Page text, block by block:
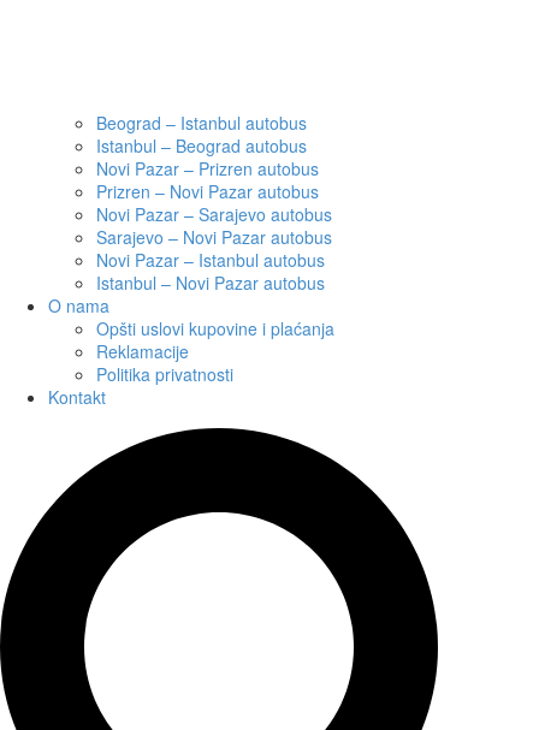
Beograd – Istanbul autobus
Istanbul – Beograd autobus
Novi Pazar – Prizren autobus
Prizren – Novi Pazar autobus
Novi Pazar – Sarajevo autobus
Sarajevo – Novi Pazar autobus
Novi Pazar – Istanbul autobus
Istanbul – Novi Pazar autobus
O nama
Opšti uslovi kupovine i plaćanja
Reklamacije
Politika privatnosti
Kontakt